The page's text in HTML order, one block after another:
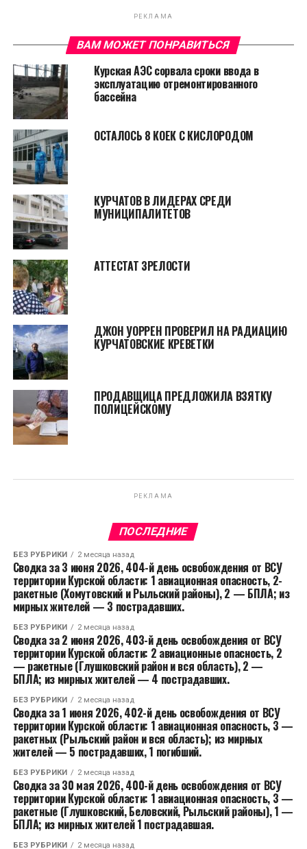
РЕКЛАМА
ВАМ МОЖЕТ ПОНРАВИТЬСЯ
Курская АЭС сорвала сроки ввода в
эксплуатацию отремонтированного
бассейна
ОСТАЛОСЬ 8 КОЕК С КИСЛОРОДОМ
КУРЧАТОВ В ЛИДЕРАХ СРЕДИ
МУНИЦИПАЛИТЕТОВ
АТТЕСТАТ ЗРЕЛОСТИ
ДЖОН УОРРЕН ПРОВЕРИЛ НА РАДИАЦИЮ
КУРЧАТОВСКИЕ КРЕВЕТКИ
ПРОДАВЩИЦА ПРЕДЛОЖИЛА ВЗЯТКУ
ПОЛИЦЕЙСКОМУ
РЕКЛАМА
ПОСЛЕДНИЕ
БЕЗ РУБРИКИ 2 месяца назад
Сводка за 3 июня 2026, 404-й день освобождения от ВСУ
территории Курской области: 1 авиационная опасность, 2-
ракетные (Хомутовский и Рыльский районы), 2 — БПЛА; из
мирных жителей — 3 пострадавших.
БЕЗ РУБРИКИ 2 месяца назад
Сводка за 2 июня 2026, 403-й день освобождения от ВСУ
территории Курской области: 2 авиационные опасность, 2
— ракетные (Глушковский район и вся область), 2 —
БПЛА; из мирных жителей — 4 пострадавших.
БЕЗ РУБРИКИ 2 месяца назад
Сводка за 1 июня 2026, 402-й день освобождения от ВСУ
территории Курской области: 1 авиационная опасность, 3 —
ракетных (Рыльский район и вся область); из мирных
жителей — 5 пострадавших, 1 погибший.
БЕЗ РУБРИКИ 2 месяца назад
Сводка за 30 мая 2026, 400-й день освобождения от ВСУ
территории Курской области: 1 авиационная опасность, 3 —
ракетные (Глушковский, Беловский, Рыльский районы), 1 —
БПЛА; из мирных жителей 1 пострадавшая.
БЕЗ РУБРИКИ 2 месяца назад